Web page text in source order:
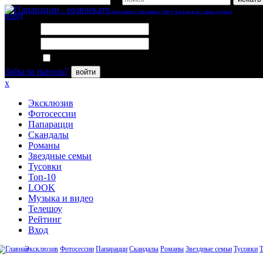
вход
Забыли пароль?
войти
x
Эксклюзив
Фотосессии
Папарацци
Скандалы
Романы
Звездные семьи
Тусовки
Топ-10
LOOK
Музыка и видео
Телешоу
Рейтинг
Вход
Эксклюзив Фотосессии Папарацци Скандалы Романы Звездные семьи Тусовки